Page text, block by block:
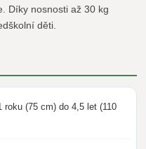
Díky nosnosti až 30 kg
děti.
roku (75 cm) do 4,5 let (110